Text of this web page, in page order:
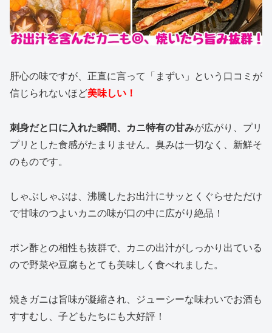
肝心の味ですが、正直に言って「まずい」という口コミが
信じられないほど美味しい！
刺身だと口に入れた瞬間、カニ特有の甘みが広がり、プリ
プリとした食感がたまりません。臭みは一切なく、新鮮そ
のものです。
しゃぶしゃぶは、沸騰したお出汁にサッとくぐらせただけ
で甘味のつよいカニの味が口の中に広がり絶品！
ポン酢との相性も抜群で、カニの出汁がしっかり出ている
ので野菜や豆腐もとても美味しく食べれました。
焼きガニは旨味が凝縮され、ジューシーな味わいでお酒も
すすむし、子どもたちにも大好評！